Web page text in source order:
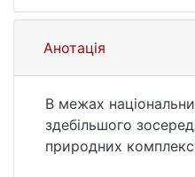
https://
парку
географія та
природних
https://
49 (дата звернення:
Анотація
В межах
здебільшого
природних